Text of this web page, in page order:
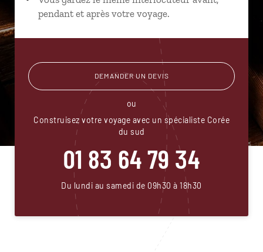
pendant et après votre voyage.
DEMANDER UN DEVIS
ou
Construisez votre voyage avec un spécialiste Corée
du sud
01 83 64 79 34
Du lundi au samedi de 09h30 à 18h30